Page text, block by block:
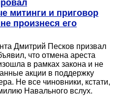
митинги и приговор
произнеся его
Дмитрий Песков призвал
что отмена ареста
в рамках закона и не
акции в поддержку
Не все чиновники, кстати,
Навального вслух.